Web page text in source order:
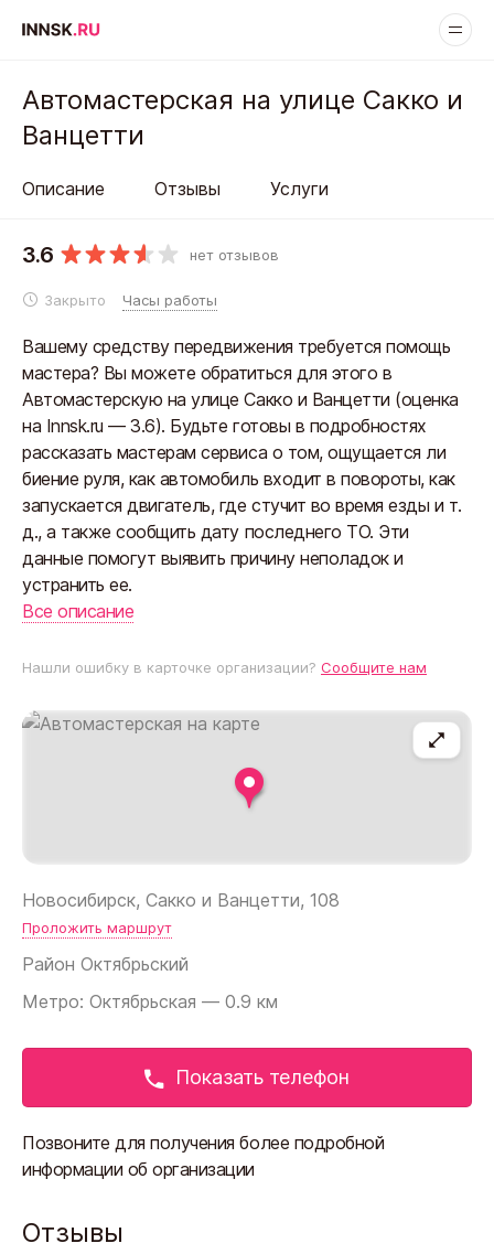
Новосибирск, Сакко и Ванцетти, 108
Проложить маршрут
Район Октябрьский
Метро: Октябрьская — 0.9 км
Показать телефон
Позвоните для получения более подробной
информации об организации
Автомастерская на улице Сакко и
Ванцетти
Описание Отзывы Услуги
3.6 нет отзывов
Часы работы
Закрыто
Вашему средству передвижения требуется помощь
мастера? Вы можете обратиться для этого в
Автомастерскую на улице Сакко и Ванцетти (оценка
на Innsk.ru — 3.6). Будьте готовы в подробностях
рассказать мастерам сервиса о том, ощущается ли
биение руля, как автомобиль входит в повороты, как
запускается двигатель, где стучит во время езды и т.
д., а также сообщить дату последнего ТО. Эти
данные помогут выявить причину неполадок и
устранить ее.
Все описание
Нашли ошибку в карточке организации? Сообщите нам
Отзывы